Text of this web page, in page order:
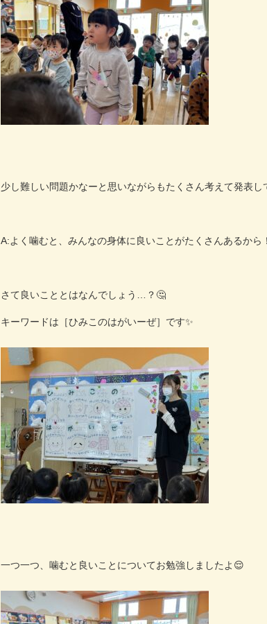
少し難しい問題かなーと思いながらもたくさん考えて発表し
A:よく噛むと、みんなの身体に良いことがたくさんあるから！
さて良いこととはなんでしょう ？🤔
キーワードは［ひみこのはがいーぜ］です✨
一つ一つ、噛むと良いことについてお勉強しましたよ 😌